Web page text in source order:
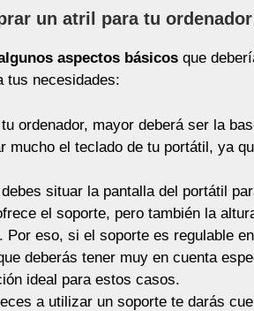
un atril para tu
aspectos básicos que
tus necesidades:
ordenador, mayor deberá ser la
el teclado de tu portátil, ya
situar la pantalla del portátil
el soporte, pero también la
eso, si el soporte es regulable
deberás tener muy en cuenta
ideal para estos casos.
a utilizar un soporte te darás